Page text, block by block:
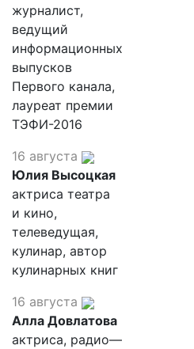
журналист,
ведущий
информационных
выпусков
Первого канала,
лауреат премии
ТЭФИ-2016
16 августа
Юлия Высоцкая
актриса театра
и кино,
телеведущая,
кулинар, автор
кулинарных книг
16 августа
Алла Довлатова
актриса, радио—